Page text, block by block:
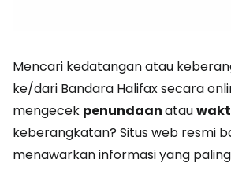
Mencari kedatangan atau
ke/dari Bandara Halifax secara
mengecek penundaanatau
keberangkatan? Situs web resmi
menawarkan informasi yang